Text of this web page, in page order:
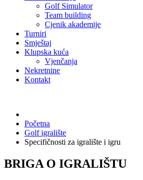
Golf Simulator
Team building
Cjenik akademije
Turniri
Smještaj
Klupska kuća
Vjenčanja
Nekretnine
Kontakt
Početna
Golf igralište
Specifičnosti za igralište i igru
BRIGA O IGRALIŠTU